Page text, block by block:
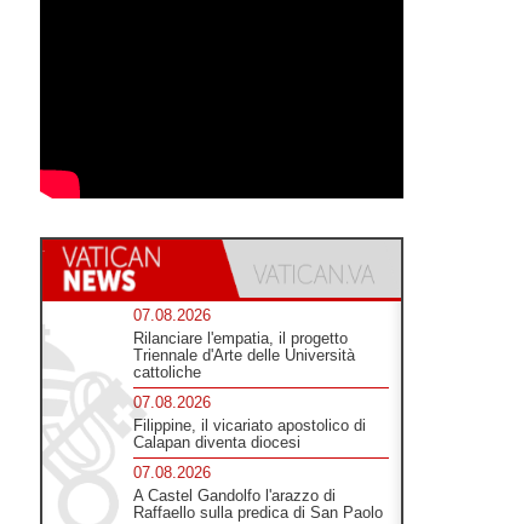
07.08.2026
Rilanciare l'empatia, il progetto
Triennale d'Arte delle Università
cattoliche
07.08.2026
Filippine, il vicariato apostolico di
Calapan diventa diocesi
07.08.2026
A Castel Gandolfo l'arazzo di
Raffaello sulla predica di San Paolo